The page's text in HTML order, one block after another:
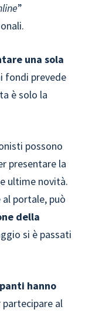
”
una sola
fondi prevede
è solo la
possono
presentare la
ultime novità.
portale, può
della
si è passati
hanno
partecipare al